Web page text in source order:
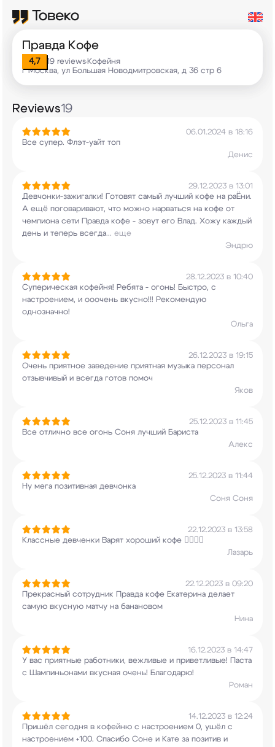
Правда Кофе
4,7 19 reviews•Кофейня
г Москва, ул Большая Новодмитровская, д 36 стр 6
Reviews19
06.01.2024 в 18:16
Все супер. Флэт-уайт топ
Денис
29.12.2023 в 13:01
Девчонки-зажигалки! Готовят самый лучший кофе на раЁни.
А ещё поговаривают, что можно нарваться на кофе от
чемпиона сети Правда кофе - зовут его Влад. Хожу каждый
день и теперь всегда... еще
Эндрю
28.12.2023 в 10:40
Суперическая кофейня! Ребята - огонь! Быстро, с
настроением, и ооочень вкусно!!! Рекомендую
однозначно!
Ольга
26.12.2023 в 19:15
Очень приятное заведение приятная музыка персонал
отзывчивый и всегда готов помоч
Яков
25.12.2023 в 11:45
Все отлично все огонь Соня лучший Бариста
Алекс
25.12.2023 в 11:44
Ну мега позитивная девчонка
Соня Соня
22.12.2023 в 13:58
Классные девченки Варят хороший кофе 👍🏽👍🏽
Лазарь
22.12.2023 в 09:20
Прекрасный сотрудник Правда кофе Екатерина делает
самую вкусную матчу на банановом
Нина
16.12.2023 в 14:47
У вас приятные работники, вежливые и приветливые! Паста
с Шампиньонами вкусная очень! Благодарю!
Роман
14.12.2023 в 12:24
Пришёл сегодня в кофейню с настроением 0, ушёл с
настроением +100. Спасибо Соне и Кате за позитив и